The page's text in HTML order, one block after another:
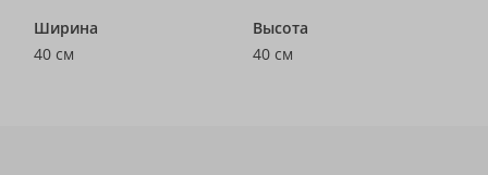
Ширина
40 см
Высота
40 см